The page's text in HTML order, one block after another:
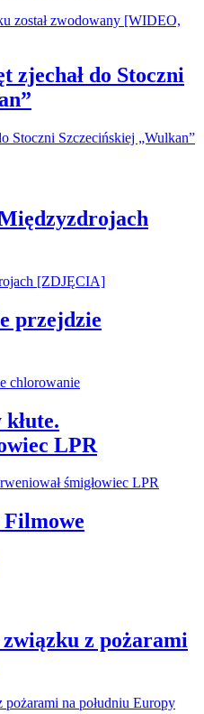
zjechał do Stoczni
przejdzie
LPR
z pożarami